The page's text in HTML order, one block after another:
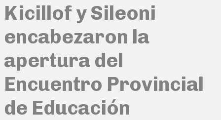
Kicillof y Sileoni
encabezaron la
apertura del
Encuentro Provincial
de Educación